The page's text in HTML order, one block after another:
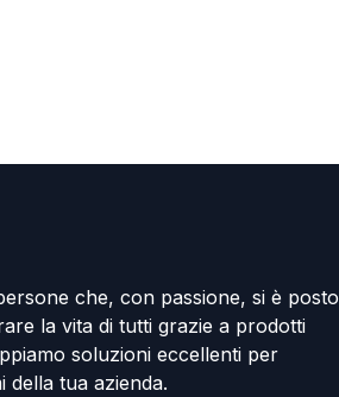
che, con passione, si è posto
la vita di tutti grazie a prodotti
soluzioni eccellenti per
della tua azienda.